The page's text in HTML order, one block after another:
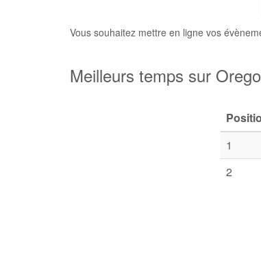
Vous souhaitez mettre en ligne vos
Meilleurs temps sur
1
2